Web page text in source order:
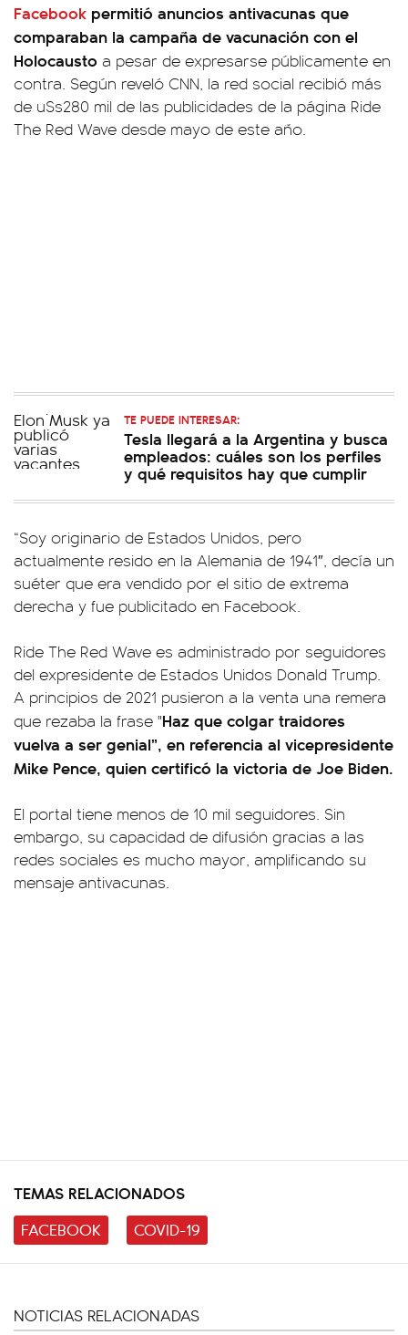
Facebook permitió anuncios antivacunas que
comparaban la campaña de vacunación con el
Holocausto a pesar de expresarse públicamente en
contra. Según reveló CNN, la red social recibió más
de u$s280 mil de las publicidades de la página Ride
The Red Wave desde mayo de este año.
TE PUEDE INTERESAR:
Tesla llegará a la Argentina y busca
empleados: cuáles son los perfiles
y qué requisitos hay que cumplir
“Soy originario de Estados Unidos, pero
actualmente resido en la Alemania de 1941″, decía un
suéter que era vendido por el sitio de extrema
derecha y fue publicitado en Facebook.
Ride The Red Wave es administrado por seguidores
del expresidente de Estados Unidos Donald Trump.
A principios de 2021 pusieron a la venta una remera
que rezaba la frase "Haz que colgar traidores
vuelva a ser genial”, en referencia al vicepresidente
Mike Pence, quien certificó la victoria de Joe Biden.
El portal tiene menos de 10 mil seguidores. Sin
embargo, su capacidad de difusión gracias a las
redes sociales es mucho mayor, amplificando su
mensaje antivacunas.
TEMAS RELACIONADOS
FACEBOOK
COVID-19
NOTICIAS RELACIONADAS